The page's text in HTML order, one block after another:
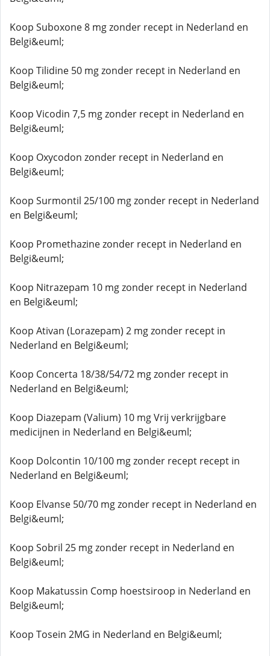
Koop Suboxone 8 mg zonder recept in Nederland en
Belgi&euml;
Koop Tilidine 50 mg zonder recept in Nederland en
Belgi&euml;
Koop Vicodin 7,5 mg zonder recept in Nederland en
Belgi&euml;
Koop Oxycodon zonder recept in Nederland en
Belgi&euml;
Koop Surmontil 25/100 mg zonder recept in Nederland
en Belgi&euml;
Koop Promethazine zonder recept in Nederland en
Belgi&euml;
Koop Nitrazepam 10 mg zonder recept in Nederland
en Belgi&euml;
Koop Ativan (Lorazepam) 2 mg zonder recept in
Nederland en Belgi&euml;
Koop Concerta 18/38/54/72 mg zonder recept in
Nederland en Belgi&euml;
Koop Diazepam (Valium) 10 mg Vrij verkrijgbare
medicijnen in Nederland en Belgi&euml;
Koop Dolcontin 10/100 mg zonder recept recept in
Nederland en Belgi&euml;
Koop Elvanse 50/70 mg zonder recept in Nederland en
Belgi&euml;
Koop Sobril 25 mg zonder recept in Nederland en
Belgi&euml;
Koop Makatussin Comp hoestsiroop in Nederland en
Belgi&euml;
Koop Tosein 2MG in Nederland en Belgi&euml;